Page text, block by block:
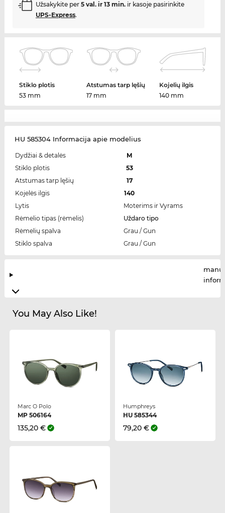
Užsakykite per 5 val. ir 13 min.ir kasoje pasirinkite
UPS-Express.
Stiklo plotis
53 mm
Atstumas tarp lęšių
17 mm
Kojelių ilgis
140 mm
HU 585304 Informacija apie modelius
Dydžiai & detalės
M
Stiklo plotis
53
Atstumas tarp lęšių
17
Kojelės ilgis
140
Lytis
Moterims ir Vyrams
Rėmelio tipas (rėmelis)
Uždaro tipo
Rėmelių spalva
Grau / Gun
Stiklo spalva
Grau / Gun
You May Also Like!
Marc O Polo
MP 506164
135,20 €
Humphreys
HU 585344
79,20 €